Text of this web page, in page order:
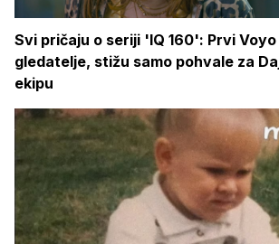
Svi pričaju o seriji 'IQ 160': Prvi
gledatelje, stižu samo pohvale za
ekipu